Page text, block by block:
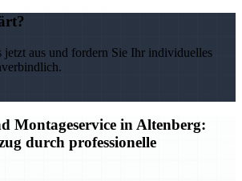
jetzt aus und fordern Sie Ihr individuelles
Montageservice in Altenberg:
durch professionelle